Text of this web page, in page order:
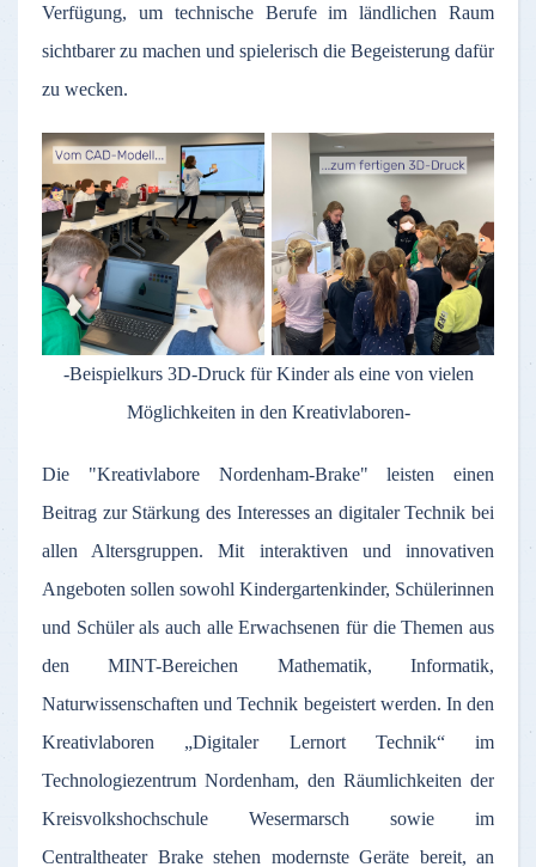
Verfügung, um technische Berufe im ländlichen Raum
sichtbarer zu machen und spielerisch die Begeisterung dafür
zu wecken.
-Beispielkurs 3D-Druck für Kinder als eine von vielen
Möglichkeiten in den Kreativlaboren-
Die "Kreativlabore Nordenham-Brake" leisten einen
Beitrag zur Stärkung des Interesses an digitaler Technik bei
allen Altersgruppen. Mit interaktiven und innovativen
Angeboten sollen sowohl Kindergartenkinder, Schülerinnen
und Schüler als auch alle Erwachsenen für die Themen aus
den MINT-Bereichen Mathematik, Informatik,
Naturwissenschaften und Technik begeistert werden. In den
Kreativlaboren „Digitaler Lernort Technik“ im
Technologiezentrum Nordenham, den Räumlichkeiten der
Kreisvolkshochschule Wesermarsch sowie im
Centraltheater Brake stehen modernste Geräte bereit, an